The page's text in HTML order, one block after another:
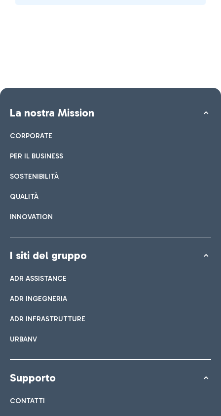
La nostra Mission
CORPORATE
PER IL BUSINESS
SOSTENIBILITÀ
QUALITÀ
INNOVATION
I siti del gruppo
ADR ASSISTANCE
ADR INGEGNERIA
ADR INFRASTRUTTURE
URBANV
Supporto
CONTATTI